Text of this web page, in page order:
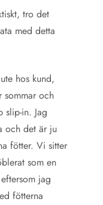
tro det
med detta
hos kund,
sommar och
in. Jag
och det är ju
fötter. Vi sitter
som en
jag
fötterna